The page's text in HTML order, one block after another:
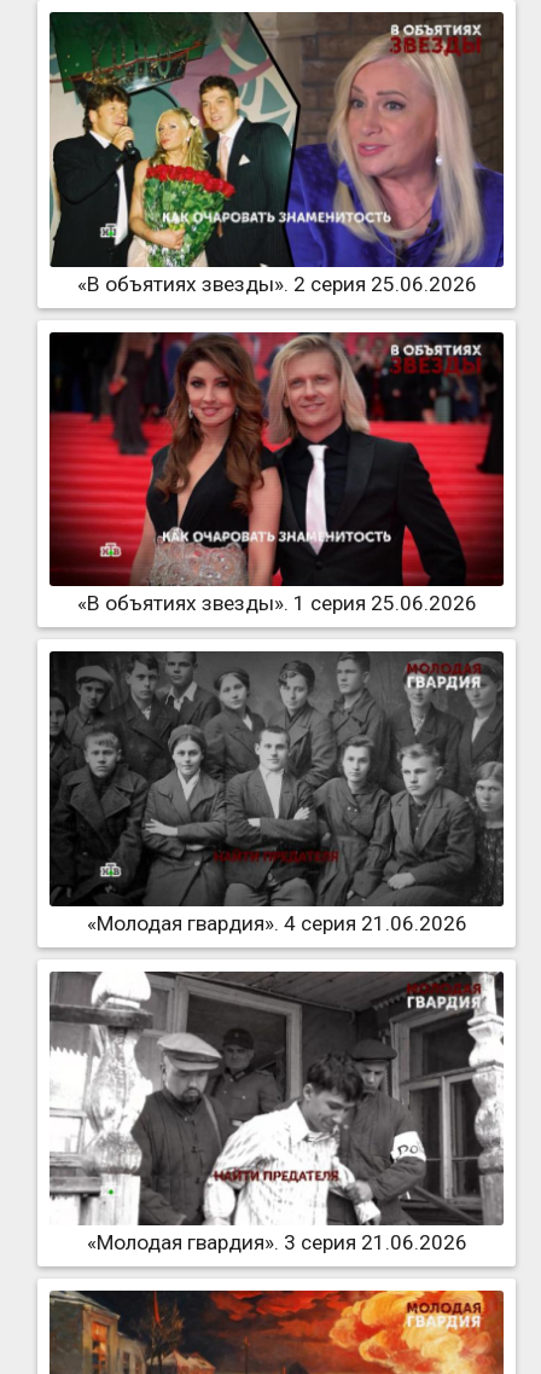
«В объятиях звезды». 2 серия 25.06.2026
«В объятиях звезды». 1 серия 25.06.2026
«Молодая гвардия». 4 серия 21.06.2026
«Молодая гвардия». 3 серия 21.06.2026